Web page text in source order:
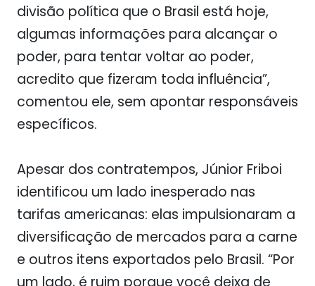
divisão política que o Brasil está hoje,
algumas informações para alcançar o
poder, para tentar voltar ao poder,
acredito que fizeram toda influência”,
comentou ele, sem apontar responsáveis
específicos.
Apesar dos contratempos, Júnior Friboi
identificou um lado inesperado nas
tarifas americanas: elas impulsionaram a
diversificação de mercados para a carne
e outros itens exportados pelo Brasil. “Por
um lado, é ruim porque você deixa de